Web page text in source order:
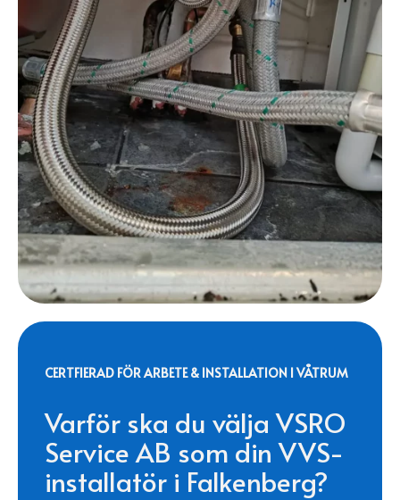
CERTFIERAD FÖR ARBETE & INSTALLATION I VÅTRUM
Varför ska du välja VSRO
Service AB som din VVS-
installatör i Falkenberg?